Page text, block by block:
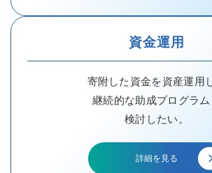
資金運用
寄附した資金を資産運用
継続的な助成プログラム
検討したい。
詳細を見る